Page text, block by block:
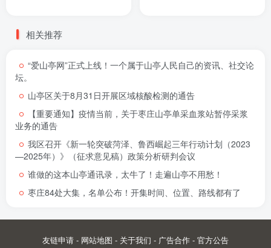
相关推荐
“爱山亭网”正式上线！一个属于山亭人民自己的资讯、社交论
坛。
山亭区关于8月31日开展区域核酸检测的通告
【重要通知】疫情当前，关于枣庄山亭单采血浆站暂停采浆
业务的通告
我区召开《新一轮突破菏泽、鲁西崛起三年行动计划（2023
—2025年）》（征求意见稿）政策分析研判会议
谁做的这本山亭通讯录，太牛了！走遍山亭不用愁！
枣庄84处大集，名单公布！开集时间、位置、路线都有了
友链申请 - 网站地图 - 关于我们 - 广告合作 - 官方公告